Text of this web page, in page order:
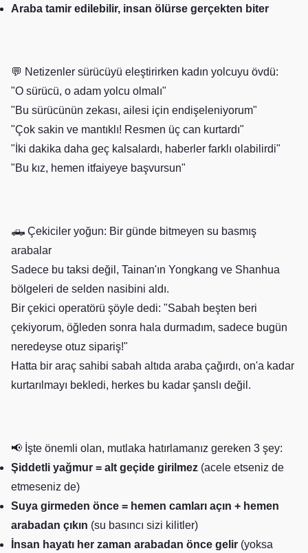
Araba tamir edilebilir, insan ölürse gerçekten biter
💬 Netizenler sürücüyü eleştirirken kadın yolcuyu övdü:
"O sürücü, o adam yolcu olmalı"
"Bu sürücünün zekası, ailesi için endişeleniyorum"
"Çok sakin ve mantıklı! Resmen üç can kurtardı"
"İki dakika daha geç kalsalardı, haberler farklı olabilirdi"
"Bu kız, hemen itfaiyeye başvursun"
🛻 Çekiciler yoğun: Bir günde bitmeyen su basmış
arabalar
Sadece bu taksi değil, Tainan'ın Yongkang ve Shanhua
bölgeleri de selden nasibini aldı.
Bir çekici operatörü şöyle dedi: "Sabah beşten beri
çekiyorum, öğleden sonra hala durmadım, sadece bugün
neredeyse otuz sipariş!"
Hatta bir araç sahibi sabah altıda araba çağırdı, on'a kadar
kurtarılmayı bekledi, herkes bu kadar şanslı değil.
📢 İşte önemli olan, mutlaka hatırlamanız gereken 3 şey:
Şiddetli yağmur = alt geçide girilmez (acele etseniz de
etmeseniz de)
Suya girmeden önce = hemen camları açın + hemen
arabadan çıkın (su basıncı sizi kilitler)
İnsan hayatı her zaman arabadan önce gelir (yoksa